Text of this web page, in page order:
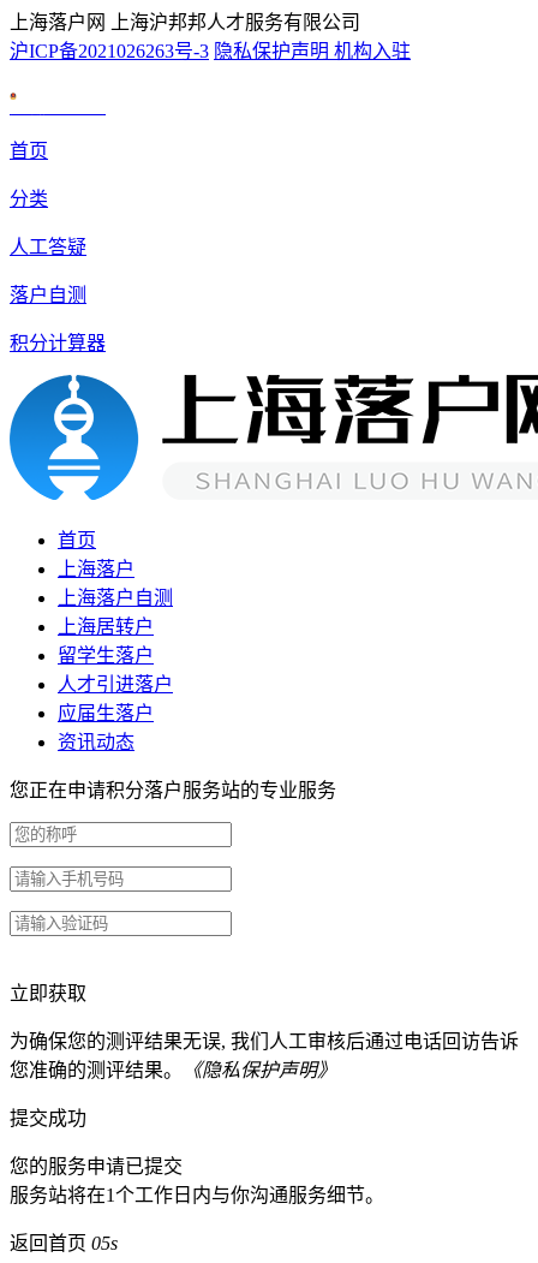
上海落户网 上海沪邦邦人才服务有限公司
沪ICP备2021026263号-3 隐私保护声明 机构入驻
首页
分类
人工答疑
落户自测
积分计算器
首页
上海落户
上海落户自测
上海居转户
留学生落户
人才引进落户
应届生落户
资讯动态
您正在申请积分落户服务站的专业服务
立即获取
为确保您的测评结果无误, 我们人工审核后通过电话回访告诉
您准确的测评结果。
《隐私保护声明》
提交成功
您的服务申请已提交
服务站将在1个工作日内与你沟通服务细节。
返回首页 05s